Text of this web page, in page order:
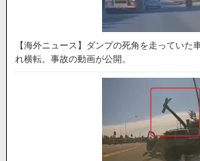
【海外ニュース】ダンプの死角を走っていた
れ横転。事故の動画が公開。